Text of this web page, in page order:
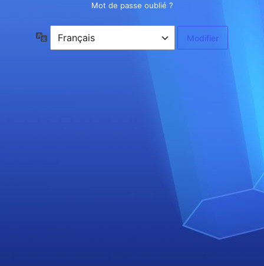
Mot de passe oublié ?
Langue